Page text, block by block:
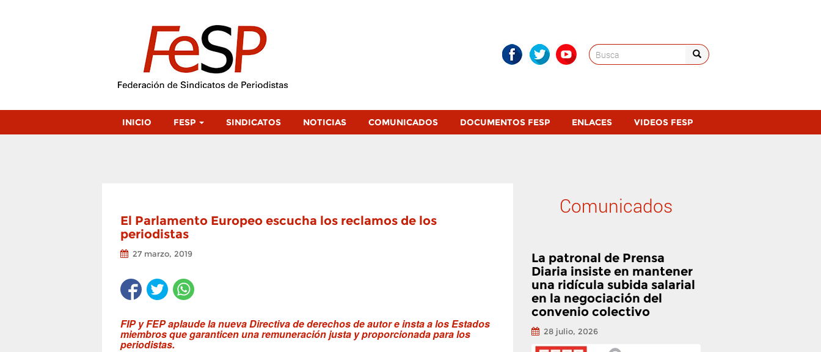
Search
for:
INICIO FESP SINDICATOS NOTICIAS COMUNICADOS DOCUMENTOS FESP ENLACES VIDEOS FESP
El Parlamento Europeo escucha los reclamos de los
periodistas
27 marzo, 2019
FIP y FEP aplaude la nueva Directiva de derechos de autor e insta a los Estados
miembros que garanticen una remuneración justa y proporcionada para los
periodistas.
Comunicados
La patronal de Prensa
Diaria insiste en mantener
una ridícula subida salarial
en la negociación del
convenio colectivo
28 julio, 2026